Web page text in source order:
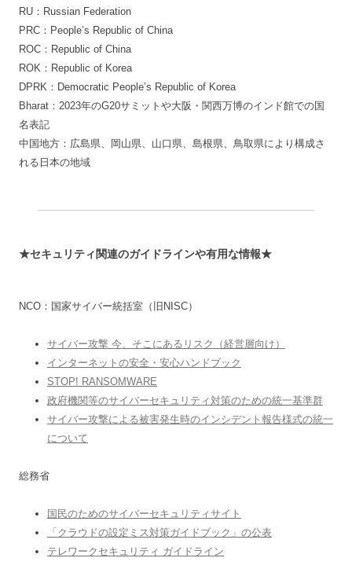
RU：Russian Federation
PRC：People’s Republic of China
ROC：Republic of China
ROK：Republic of Korea
DPRK：Democratic People’s Republic of Korea
Bharat：2023年のG20サミットや大阪・関西万博のインド館での国
名表記
中国地方：広島県、岡山県、山口県、島根県、鳥取県により構成さ
れる日本の地域
★セキュリティ関連のガイドラインや有用な情報★
NCO：国家サイバー統括室（旧NISC）
サイバー攻撃 今、そこにあるリスク（経営層向け）
インターネットの安全・安心ハンドブック
STOP! RANSOMWARE
政府機関等のサイバーセキュリティ対策のための統一基準群
サイバー攻撃による被害発生時のインシデント報告様式の統一
について
総務省
国民のためのサイバーセキュリティサイト
「クラウドの設定ミス対策ガイドブック」の公表
テレワークセキュリティ ガイドライン